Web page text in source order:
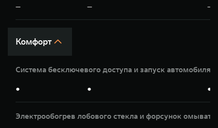
— — —
Комфорт
Система бесключевого доступа и запуск автомобиля
● ● ●
Электрообогрев лобового стекла и форсунок